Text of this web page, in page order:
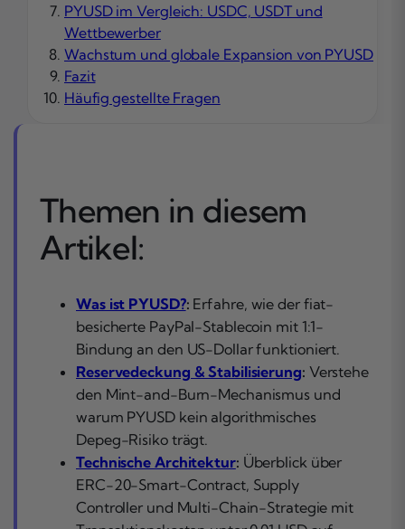
PYUSD im Vergleich: USDC, USDT und
Wettbewerber
Wachstum und globale Expansion von PYUSD
Fazit
Häufig gestellte Fragen
Themen in diesem
Artikel:
Was ist PYUSD?: Erfahre, wie der fiat-
besicherte PayPal-Stablecoin mit 1:1-
Bindung an den US-Dollar funktioniert.
Reservedeckung & Stabilisierung: Verstehe
den Mint-and-Burn-Mechanismus und
warum PYUSD kein algorithmisches
Depeg-Risiko trägt.
Technische Architektur: Überblick über
ERC-20-Smart-Contract, Supply
Controller und Multi-Chain-Strategie mit